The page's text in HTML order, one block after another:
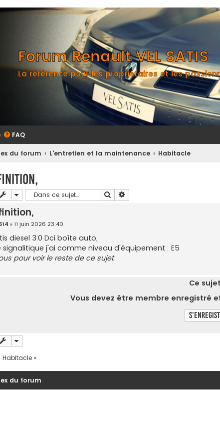
Forum Renault VEL SATIS
La référence pour les propriétaires et les
FAQ
du forum L'entretien et la maintenance Habitacle
Rechercher
» 11 juin 2026 23:40
diesel 3.0 Dci boîte auto,
signalitique j'ai comme niveau d'équipement : E5
pour voir le reste de ce sujet
Ce
Vous devez être membre enregistré
Habitacle »
du forum